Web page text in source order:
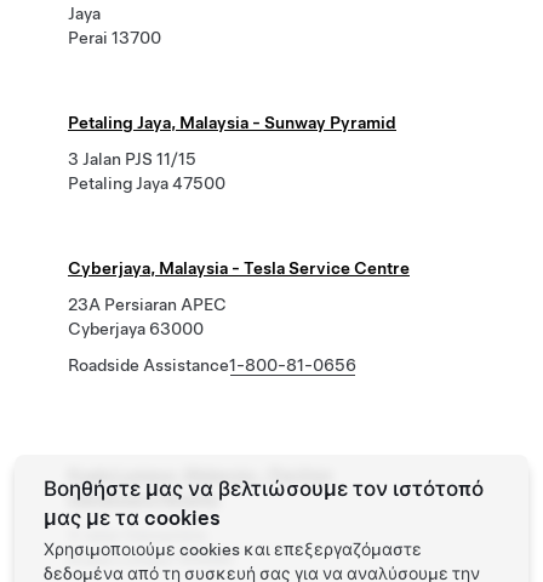
Jaya
Perai 13700
Petaling Jaya, Malaysia - Sunway Pyramid
3 Jalan PJS 11/15
Petaling Jaya 47500
Cyberjaya, Malaysia - Tesla Service Centre
23A Persiaran APEC
Cyberjaya 63000
Roadside Assistance1-800-81-0656
Damansara Heights
3 Jalan Damanlela
Kuala Lumpur 50490
Βοηθήστε μας να βελτιώσουμε τον ιστότοπό
μας με τα cookies
Χρησιμοποιούμε cookies και επεξεργαζόμαστε
δεδομένα από τη συσκευή σας για να αναλύσουμε την